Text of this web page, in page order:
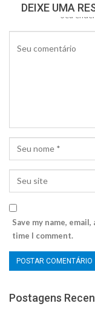
DEIXE UMA
Seu
Save my name,
time I comment.
Postagens